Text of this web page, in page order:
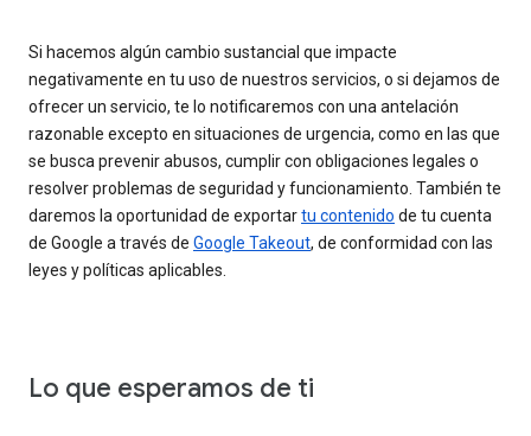
Si hacemos algún cambio sustancial que impacte
negativamente en tu uso de nuestros servicios, o si dejamos de
ofrecer un servicio, te lo notificaremos con una antelación
razonable excepto en situaciones de urgencia, como en las que
se busca prevenir abusos, cumplir con obligaciones legales o
resolver problemas de seguridad y funcionamiento. También te
daremos la oportunidad de exportartu contenido de tu cuenta
de Google a través de Google Takeout, de conformidad con las
leyes y políticas aplicables.
Lo que esperamos de ti